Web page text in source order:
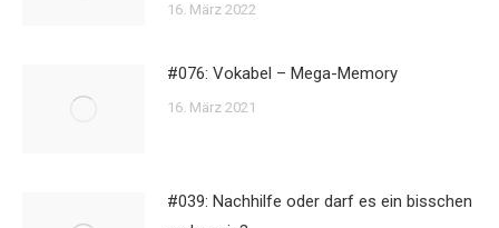
16. März 2022
#076: Vokabel – Mega-Memory
16. März 2021
#039: Nachhilfe oder darf es ein bisschen